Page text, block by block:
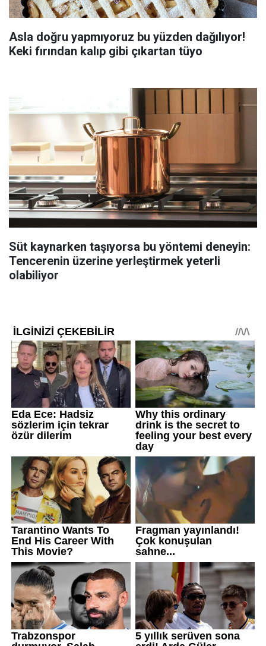
Asla doğru yapmıyoruz bu yüzden dağılıyor!
Keki fırından kalıp gibi çıkartan tüyo
Süt kaynarken taşıyorsa bu yöntemi deneyin:
Tencerenin üzerine yerleştirmek yeterli
olabiliyor